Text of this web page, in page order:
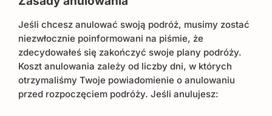
Jeśli chcesz anulować swoją podróż, musimy zostać
niezwłocznie poinformowani na piśmie, że
zdecydowałeś się zakończyć swoje plany podróży.
Koszt anulowania zależy od liczby dni, w których
otrzymaliśmy Twoje powiadomienie o anulowaniu
przed rozpoczęciem podróży. Jeśli anulujesz: